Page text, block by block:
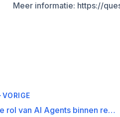
Meer informatie: https://
VORIGE
De rol van AI Agents binnen real-time analytics dashboards